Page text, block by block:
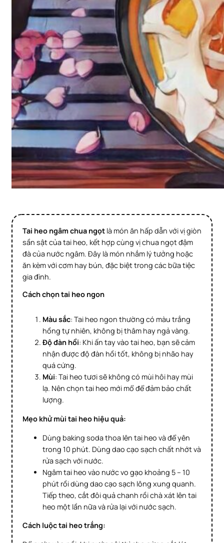
Tai heo ngâm chua ngọt là món ăn hấp dẫn với vị giòn
sần sật của tai heo, kết hợp cùng vị chua ngọt đậm
đà của nước ngâm. Đây là món nhắm lý tưởng hoặc
ăn kèm với cơm hay bún, đặc biệt trong các bữa tiệc
gia đình.
Cách chọn tai heo ngon
Màu sắc: Tai heo ngon thường có màu trắng
hồng tự nhiên, không bị thâm hay ngả vàng.
Độ đàn hồi: Khi ấn tay vào tai heo, bạn sẽ cảm
nhận được độ đàn hồi tốt, không bị nhão hay
quá cứng.
Mùi: Tai heo tươi sẽ không có mùi hôi hay mùi
lạ. Nên chọn tai heo mới mổ để đảm bảo chất
lượng.
Mẹo khử mùi tai heo hiệu quả:
Dùng baking soda thoa lên tai heo và để yên
trong 10 phút. Dùng dao cạo sạch chất nhớt và
rửa sạch với nước.
Ngâm tai heo vào nước vo gạo khoảng 5 – 10
phút rồi dùng dao cạo sạch lông xung quanh.
Tiếp theo, cắt đôi quả chanh rồi chà xát lên tai
heo một lần nữa và rửa lại với nước sạch.
Cách luộc tai heo trắng: